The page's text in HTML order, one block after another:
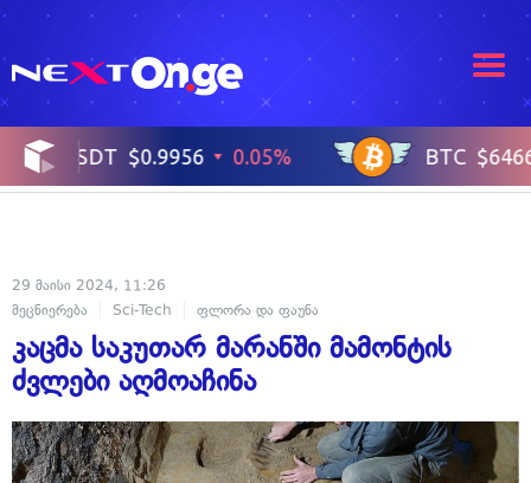
29 მაისი 2024, 11:26
მეცნიერება
Sci-Tech ფლორა და ფაუნა
კაცმა საკუთარ მარანში მამონტის
ძვლები აღმოაჩინა